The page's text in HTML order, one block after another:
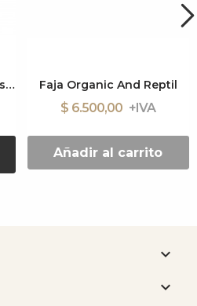
Cinturón Faja Gamuza Sussy Faja Organic And Reptil
$ 6.500,00
Añadir al carrito

